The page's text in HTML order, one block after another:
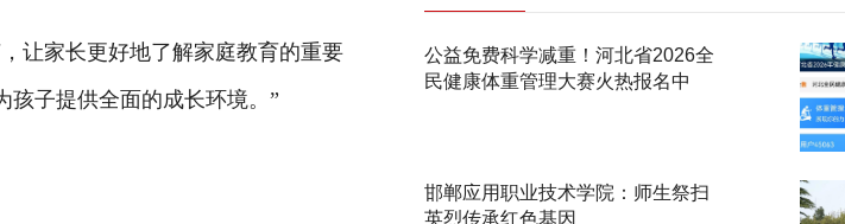
让家长更好地了解家庭教育的重要
孩子提供全面的成长环境。”
公益免费科学减重！河北省2026全
民健康体重管理大赛火热报名中
邯郸应用职业技术学院：师生祭扫
英烈传承红色基因